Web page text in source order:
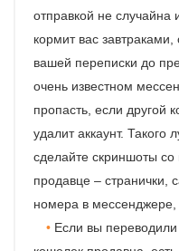
отправкой не
кормит вас
вашей переписки до
очень известном
пропасть, если другой
удалит аккаунт. Такого
сделайте скриншоты
продавце – странички,
номера в мессенджере,
Если вы